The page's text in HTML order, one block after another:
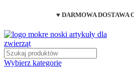
♥ DARMOWA DOSTAWA
Wybierz kategorię